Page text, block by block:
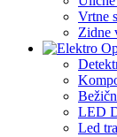
Vrtne
Zidne
LED
Led